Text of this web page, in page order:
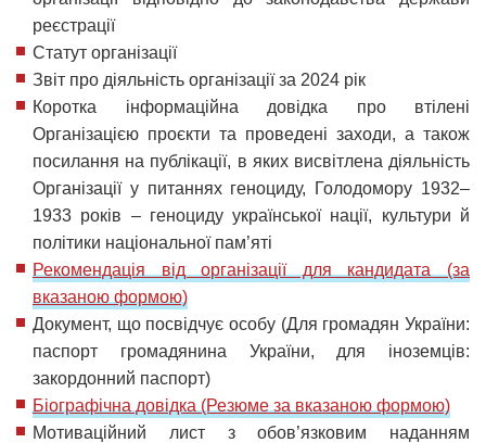
реєстрації
Статут організації
Звіт про діяльність організації за 2024 рік
Коротка інформаційна довідка про втілені
Організацією проєкти та проведені заходи, а також
посилання на публікації, в яких висвітлена діяльність
Організації у питаннях геноциду, Голодомору 1932–
1933 років – геноциду української нації, культури й
політики національної пам’яті
Рекомендація від організації для кандидата (за
вказаною формою)
Документ, що посвідчує особу (Для громадян України:
паспорт громадянина України, для іноземців:
закордонний паспорт)
Біографічна довідка (Резюме за вказаною формою)
Мотиваційний лист з обов’язковим наданням